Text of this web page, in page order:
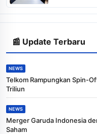
📰 Update Terbaru
NEWS
Telkom Rampungkan Spin-
Triliun
NEWS
Merger Garuda Indonesia
Saham